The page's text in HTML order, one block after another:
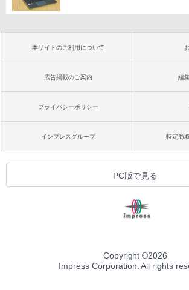
本サイトのご利用について
広告掲載のご案内 編
プライバシーポリシー
インプレスグループ 特定商
PC版で見る
Copyright ©2026
Impress Corporation. All rights